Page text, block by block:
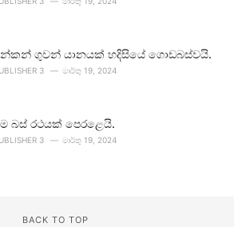
ගුවන් යානයක් හදිසියේ ගොඩබස්වයි.
3 මාර්තු 19, 2024
බස් රථයක් පෙරළෙයි.
3 මාර්තු 19, 2024
BACK TO TOP